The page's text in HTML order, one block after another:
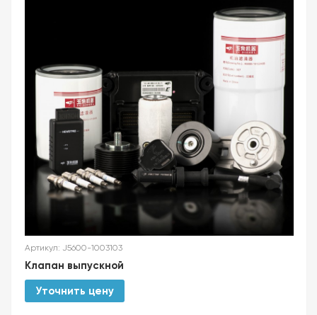
Артикул: J5600-1003103
Клапан выпускной
Уточнить цену